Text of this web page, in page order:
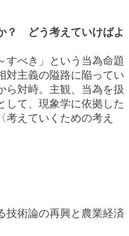
？ どう考えていけばよ
すべき」という当為命題
対主義の隘路に陥ってい
ら対峙。主観、当為を扱
して、現象学に依拠した
考えていくための考え
術論の再興と農業経済